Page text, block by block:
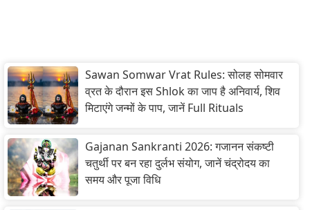
Sawan Somwar Vrat Rules: सोलह सोमवार
व्रत के दौरान इस Shlok का जाप है अनिवार्य, शिव
मिटाएंगे जन्मों के पाप, जानें Full Rituals
Gajanan Sankranti 2026: गजानन संकष्टी
चतुर्थी पर बन रहा दुर्लभ संयोग, जानें चंद्रोदय का
समय और पूजा विधि